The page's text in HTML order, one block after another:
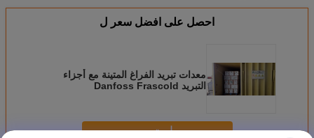
احصل على افضل سعر ل
معدات تبريد الفراغ المتينة مع أجزاء
التبريد Danfoss Frascold
استمر